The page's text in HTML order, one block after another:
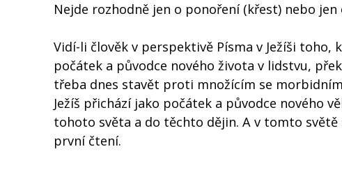
Nejde rozhodně jen o ponoření (křest) nebo jen
Vidí-li člověk v perspektivě Písma v Ježíši toho,
počátek a původce nového života v lidstvu,
třeba dnes stavět proti množícím se
Ježíš přichází jako počátek a původce nového
tohoto světa a do těchto dějin. A v tomto
první čtení.